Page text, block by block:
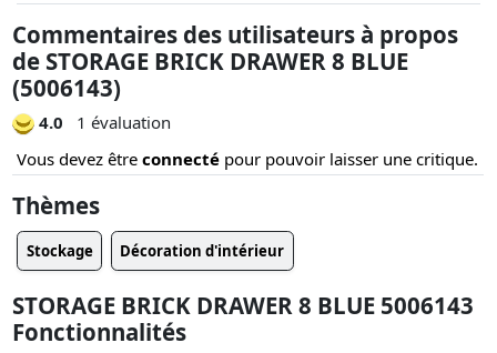
Commentaires des utilisateurs à propos
de STORAGE BRICK DRAWER 8 BLUE
(5006143)
4.0
1 évaluation
Vous devez être connecté pour pouvoir laisser une critique.
Thèmes
Stockage Décoration d'intérieur
STORAGE BRICK DRAWER 8 BLUE 5006143
Fonctionnalités